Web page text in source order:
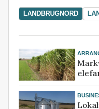
LANDBRUGNORD